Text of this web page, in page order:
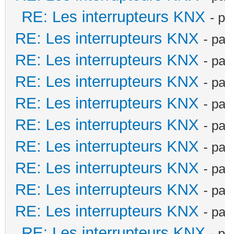
RE: Les interrupteurs KNX -
RE: Les interrupteurs KNX -
RE: Les interrupteurs KNX -
RE: Les interrupteurs KNX -
RE: Les interrupteurs KNX -
RE: Les interrupteurs KNX -
RE: Les interrupteurs KNX -
RE: Les interrupteurs KNX -
RE: Les interrupteurs KNX -
RE: Les interrupteurs KNX -